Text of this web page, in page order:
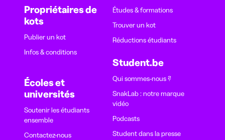
Propriétaires de
kots
Publier un kot
Infos & conditions
Écoles et
universités
Soutenir les étudiants
ensemble
Contactez-nous
Études & formations
Trouver un kot
Réductions étudiants
Student.be
Qui sommes-nous ?
SnakLab : notre marque
vidéo
Podcasts
Student dans la presse